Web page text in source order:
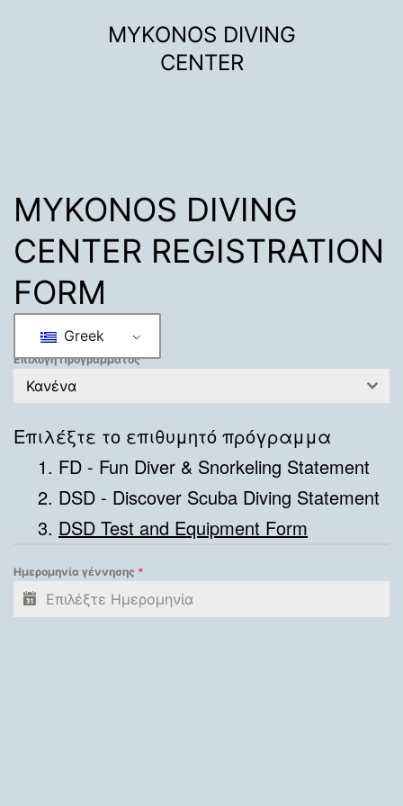
MYKONOS DIVING
CENTER
MYKONOS DIVING
CENTER REGISTRATION
FORM
Greek
Επιλογή Προγράμματος
Κανένα
Επιλέξτε το επιθυμητό πρόγραμμα
FD - Fun Diver & Snorkeling Statement
DSD - Discover Scuba Diving Statement
DSD Test and Equipment Form
Ημερομηνία γέννησης *